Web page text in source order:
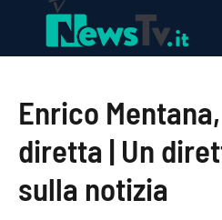
contenuto
Enrico
diretta | Un
sulla notizia